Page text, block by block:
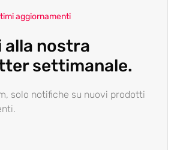
aggiornamenti
nostra
settimanale.
solo notifiche su nuovi prodotti